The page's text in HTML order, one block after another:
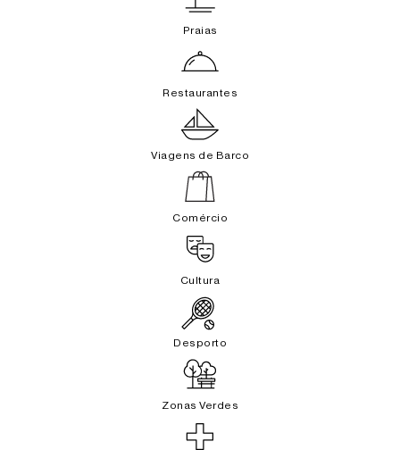
Praias
Restaurantes
Viagens de Barco
Comércio
Cultura
Desporto
Zonas Verdes